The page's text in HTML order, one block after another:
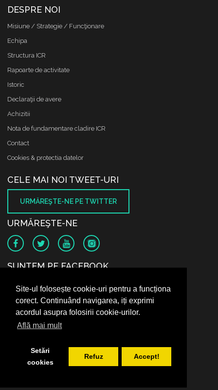
Site-ul folosește cookie-uri pentru a funcționa
corect. Continuând navigarea, iți exprimi
acordul asupra folosirii cookie-urilor.
Află mai mult
Setări
cookies
Refuz Accept!
DESPRE NOI
Misiune / Strategie / Funcţionare
Echipa
Structura ICR
Rapoarte de activitate
Istoric
Declaraţii de avere
Achizitii
Nota de fundamentare cladire ICR
Contact
Cookies & protectia datelor
CELE MAI NOI TWEET-URI
URMĂREŞTE-NE PE TWITTER
URMĂREŞTE-NE
SUNTEM PE FACEBOOK